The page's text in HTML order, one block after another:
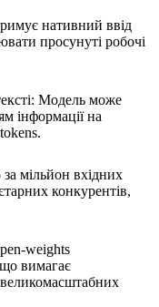
нативний ввід
просунуті робочі
: Модель може
інформації на
мільйон вхідних
конкурентів,
weights
вимагає